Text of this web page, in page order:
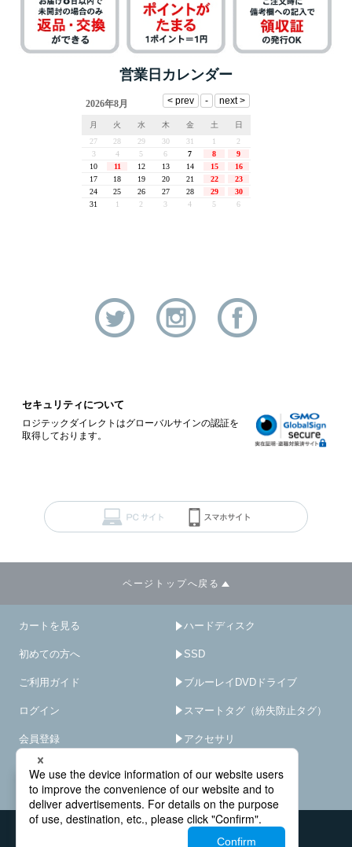
営業日カレンダー
セキュリティについて
ロジテックダイレクトはグローバルサインの認証を
取得しております。
ページトップへ戻る
カートを見る
初めての方へ
ご利用ガイド
ログイン
会員登録
サイトマップ
ハードディスク
SSD
ブルーレイDVDドライブ
スマートタグ（紛失防止タグ）
アクセサリ
オプション･サービス
お問い合わせ窓口
－ ×